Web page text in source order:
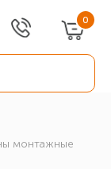
0
монтажные